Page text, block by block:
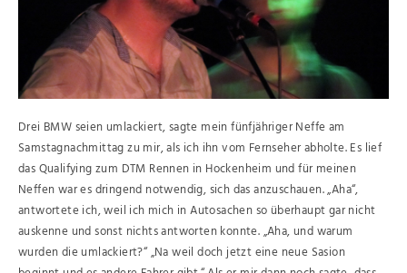
Drei BMW seien umlackiert, sagte mein fünfjähriger Neffe am
Samstagnachmittag zu mir, als ich ihn vom Fernseher abholte. Es lief
das Qualifying zum DTM Rennen in Hockenheim und für meinen
Neffen war es dringend notwendig, sich das anzuschauen. „Aha“,
antwortete ich, weil ich mich in Autosachen so überhaupt gar nicht
auskenne und sonst nichts antworten konnte. „Aha, und warum
wurden die umlackiert?“ „Na weil doch jetzt eine neue Sasion